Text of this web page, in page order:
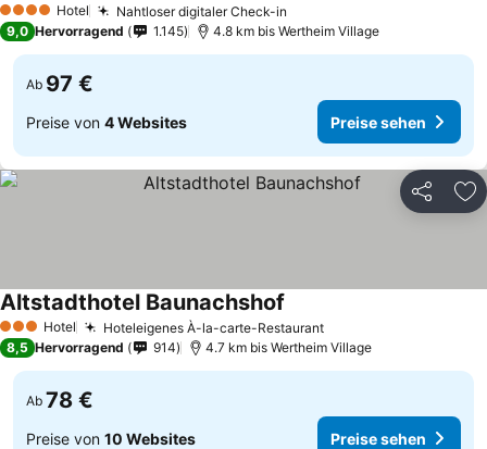
4 Sterne Hotel Nahtloser digitaler Check-in
9,0 Hervorragend 1.145 4.8 km bis Wertheim Village
Ab 97 €
Preise von 4 Websites Preise sehen
Teilen
3 SterneHotel Hoteleigenes À-la-carte-Restaurant
Altstadthotel Baunachshof
8,5 Hervorragend 914 4.7 km bis Wertheim Village
Ab 78 €
Preise von 10 Websites Preise sehen